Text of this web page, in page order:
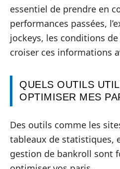
essentiel de prendre en
performances passées,
jockeys, les conditions
croiser ces informations
QUELS OUTILS
OPTIMISER MES
Des outils comme les
tableaux de statistiques,
gestion de bankroll sont